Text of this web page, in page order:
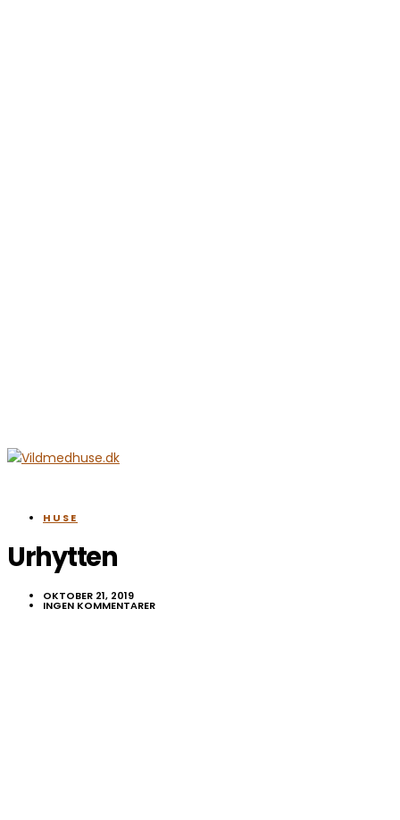
HUSE
Urhytten
OKTOBER 21, 2019
INGEN KOMMENTARER